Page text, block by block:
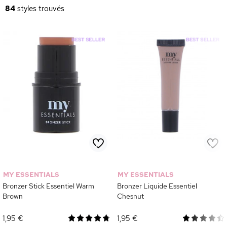
doux.
84 styles trouvés
MY ESSENTIALS
Bronzer Stick Essentiel Warm
Brown
1,95 €
MY ESSENTIALS
Bronzer Liquide Essentiel
Chesnut
1,95 €